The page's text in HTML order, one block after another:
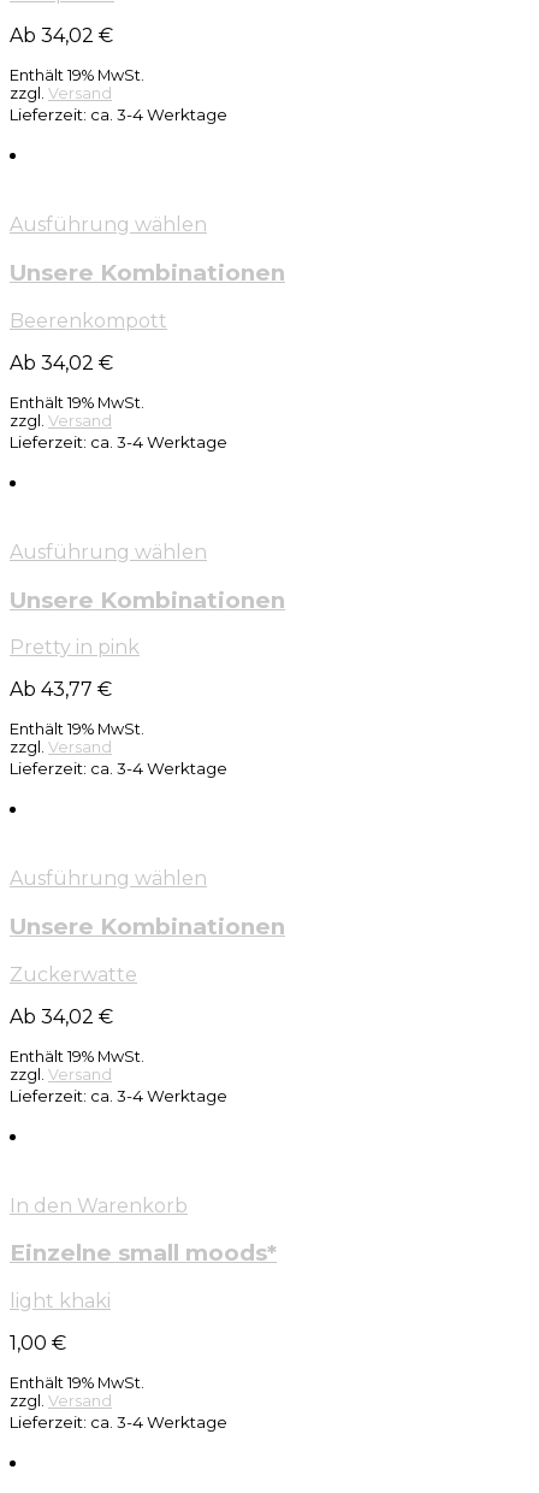
Ab 34,02 €
Enthält 19% MwSt.
zzgl. Versand
Lieferzeit: ca. 3-4 Werktage
Ausführung wählen
Unsere Kombinationen
Beerenkompott
Ab 34,02 €
Enthält 19% MwSt.
zzgl. Versand
Lieferzeit: ca. 3-4 Werktage
Ausführung wählen
Unsere Kombinationen
Pretty in pink
Ab 43,77 €
Enthält 19% MwSt.
zzgl. Versand
Lieferzeit: ca. 3-4 Werktage
Ausführung wählen
Unsere Kombinationen
Zuckerwatte
Ab 34,02 €
Enthält 19% MwSt.
zzgl. Versand
Lieferzeit: ca. 3-4 Werktage
In den Warenkorb
Einzelne small moods*
light khaki
1,00 €
Enthält 19% MwSt.
zzgl. Versand
Lieferzeit: ca. 3-4 Werktage